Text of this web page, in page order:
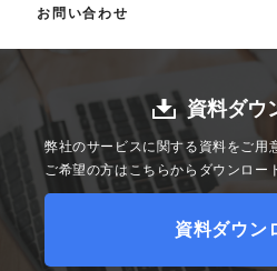
お問い合わせ
資料ダウ
弊社のサービスに関する資料をご用
ご希望の方はこちらからダウンロー
資料ダウン